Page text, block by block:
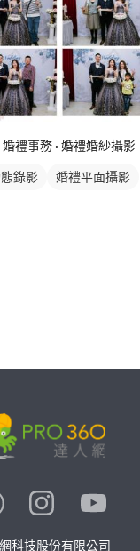
禮事務 · 婚禮婚紗攝影
錄影 婚禮平面攝影
科技股份有限公司